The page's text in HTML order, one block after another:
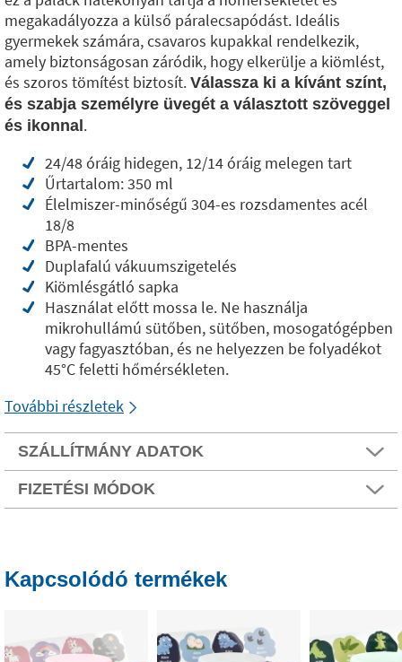
megakadályozza a külső páralecsapódást. Ideális
gyermekek számára, csavaros kupakkal rendelkezik,
amely biztonságosan záródik, hogy elkerülje a kiömlést,
és szoros tömítést biztosít. Válassza ki a kívánt színt,
és szabja személyre üvegét a választott szöveggel
és ikonnal .
24/48 óráig hidegen, 12/14 óráig melegen tart
Űrtartalom: 350 ml
Élelmiszer-minőségű 304-es rozsdamentes acél
18/8
BPA-mentes
Duplafalú vákuumszigetelés
Kiömlésgátló sapka
Használat előtt mossa le. Ne használja
mikrohullámú sütőben, sütőben, mosogatógépben
vagy fagyasztóban, és ne helyezzen be folyadékot
45°C feletti hőmérsékleten.
További részletek
SZÁLLÍTMÁNY ADATOK
FIZETÉSI MÓDOK
Kapcsolódó termékek